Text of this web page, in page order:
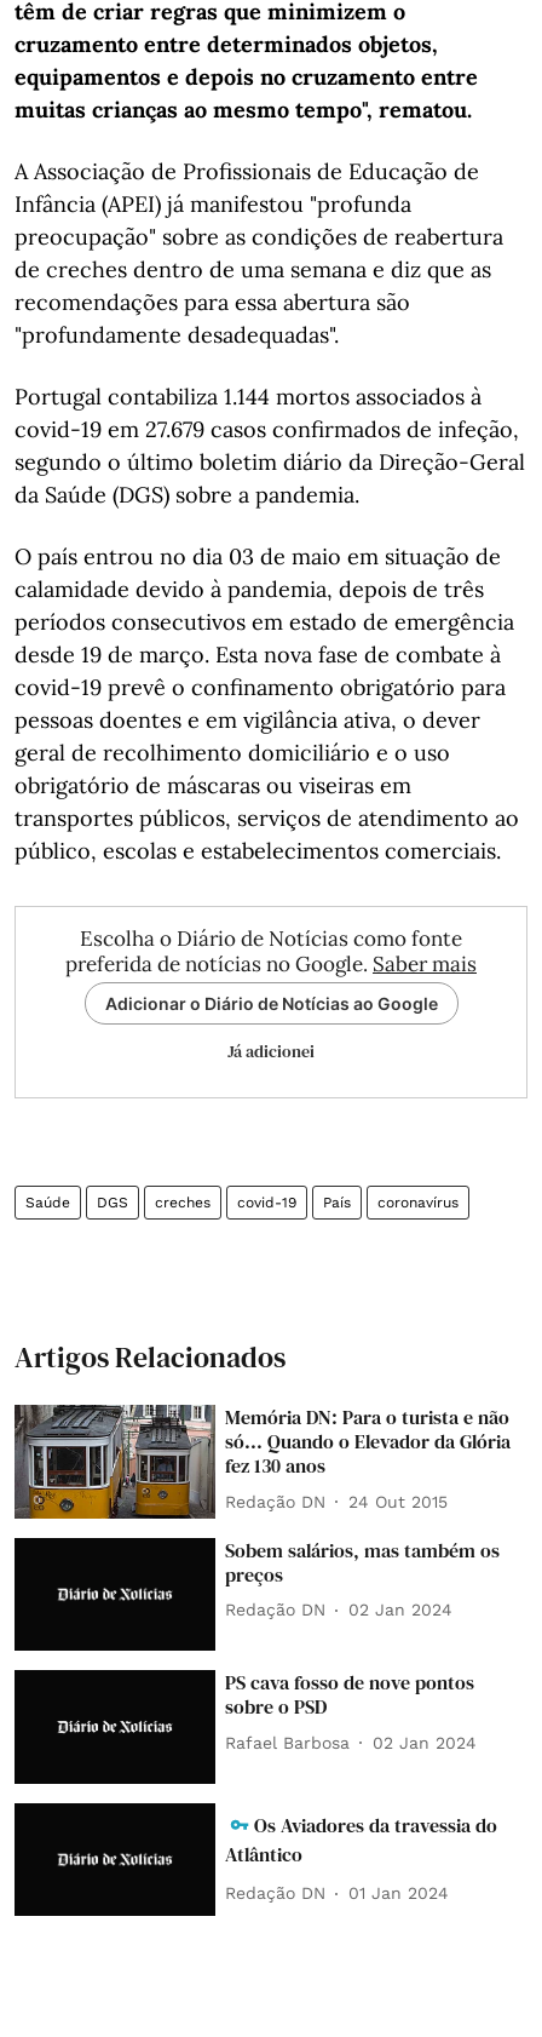
têm de criar regras que minimizem o
cruzamento entre determinados objetos,
equipamentos e depois no cruzamento entre
muitas crianças ao mesmo tempo", rematou.
A Associação de Profissionais de Educação de
Infância (APEI) já manifestou "profunda
preocupação" sobre as condições de reabertura
de creches dentro de uma semana e diz que as
recomendações para essa abertura são
"profundamente desadequadas".
Portugal contabiliza 1.144 mortos associados à
covid-19 em 27.679 casos confirmados de infeção,
segundo o último boletim diário da Direção-Geral
da Saúde (DGS) sobre a pandemia.
O país entrou no dia 03 de maio em situação de
calamidade devido à pandemia, depois de três
períodos consecutivos em estado de emergência
desde 19 de março. Esta nova fase de combate à
covid-19 prevê o confinamento obrigatório para
pessoas doentes e em vigilância ativa, o dever
geral de recolhimento domiciliário e o uso
obrigatório de máscaras ou viseiras em
transportes públicos, serviços de atendimento ao
público, escolas e estabelecimentos comerciais.
Escolha o Diário de Notícias como fonte
preferida de notícias no Google. Saber mais
Adicionar o Diário de Notícias ao Google
Já adicionei
Saúde DGS creches covid-19 País coronavírus
Artigos Relacionados
Memória DN: Para o turista e não
só... Quando o Elevador da Glória
fez 130 anos
Redação DN 24 Out 2015
Sobem salários, mas também os
preços
Redação DN 02 Jan 2024
PS cava fosso de nove pontos
sobre o PSD
Rafael Barbosa 02 Jan 2024
Os Aviadores da travessia do
Atlântico
Redação DN 01 Jan 2024